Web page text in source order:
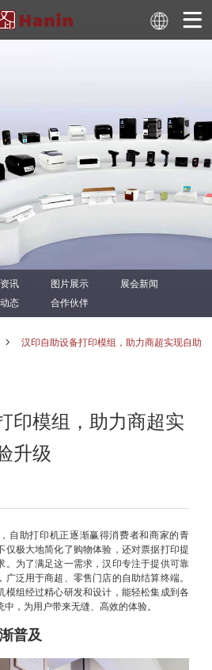
讯 图片展示
展会新闻
态
合作伙伴
汉印自助设备打印模组，助力商超实现自助
印模组，助力商超实
升级
自助打印机正逐渐赢得消费者和商家的青
仅极大地简化了购物体验，还对票据打印提
。为了满足这一需求，汉印专注于提供可靠
广泛用于商超、零售门店的自助结算终端。
模组经过精心研发和设计，能轻松集成到各
，为用户带来无缝、高效的体验。
普及